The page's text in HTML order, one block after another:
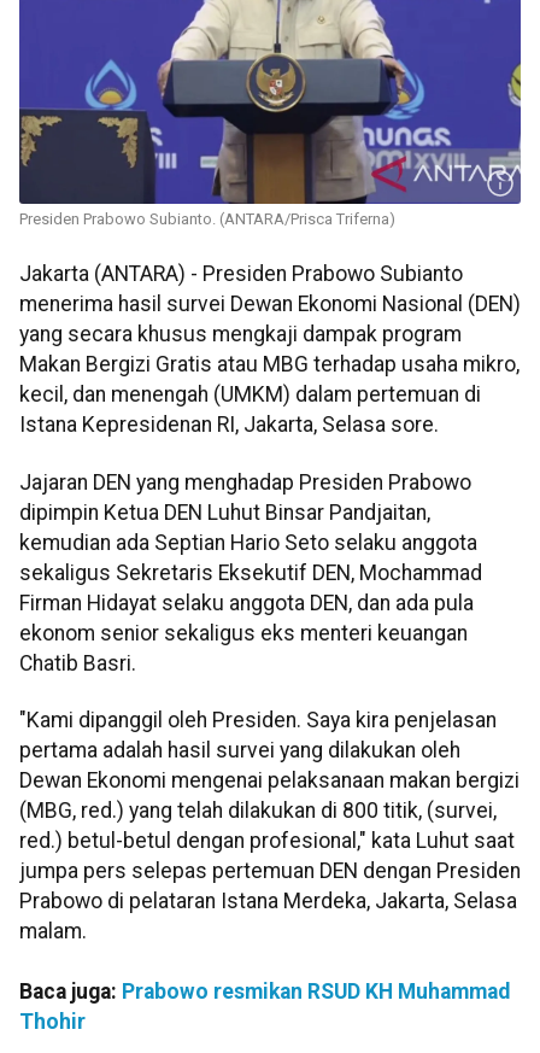
Presiden Prabowo Subianto. (ANTARA/Prisca Triferna)
Jakarta (ANTARA) - Presiden Prabowo Subianto
menerima hasil survei Dewan Ekonomi Nasional (DEN)
yang secara khusus mengkaji dampak program
Makan Bergizi Gratis atau MBG terhadap usaha mikro,
kecil, dan menengah (UMKM) dalam pertemuan di
Istana Kepresidenan RI, Jakarta, Selasa sore.
Jajaran DEN yang menghadap Presiden Prabowo
dipimpin Ketua DEN Luhut Binsar Pandjaitan,
kemudian ada Septian Hario Seto selaku anggota
sekaligus Sekretaris Eksekutif DEN, Mochammad
Firman Hidayat selaku anggota DEN, dan ada pula
ekonom senior sekaligus eks menteri keuangan
Chatib Basri.
"Kami dipanggil oleh Presiden. Saya kira penjelasan
pertama adalah hasil survei yang dilakukan oleh
Dewan Ekonomi mengenai pelaksanaan makan bergizi
(MBG, red.) yang telah dilakukan di 800 titik, (survei,
red.) betul-betul dengan profesional," kata Luhut saat
jumpa pers selepas pertemuan DEN dengan Presiden
Prabowo di pelataran Istana Merdeka, Jakarta, Selasa
malam.
Baca juga: Prabowo resmikan RSUD KH Muhammad
Thohir